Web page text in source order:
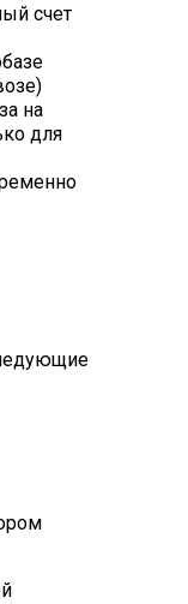
счет
на
для